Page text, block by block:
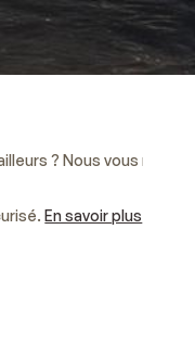
? Nous vous
En savoir plus